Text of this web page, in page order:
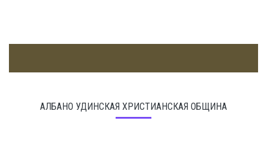
АЛБАНО УДИНСКАЯ ХРИСТИАНСКАЯ ОБЩИНА